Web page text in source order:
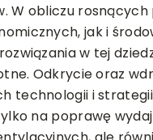
W obliczu
jak i
w tej
Odkrycie oraz
technologii i
na poprawę